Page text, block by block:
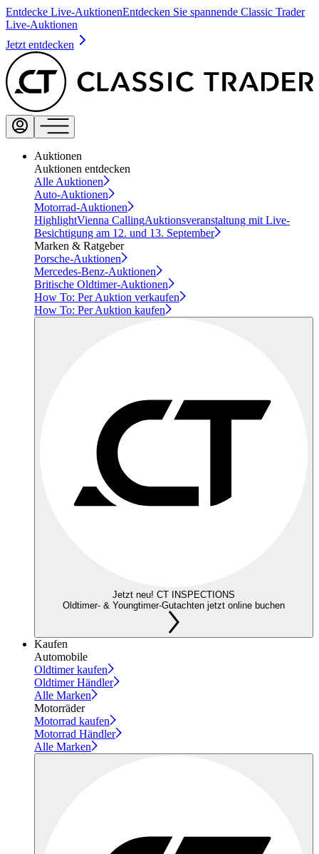
Entdecke Live-AuktionenEntdecken Sie spannende Classic Trader
Live-Auktionen
Jetzt entdecken
Auktionen
Auktionen entdecken
Alle Auktionen
Auto-Auktionen
Motorrad-Auktionen
HighlightVienna CallingAuktionsveranstaltung mit Live-
Besichtigung am 12. und 13. September
Marken & Ratgeber
Porsche-Auktionen
Mercedes-Benz-Auktionen
Britische Oldtimer-Auktionen
How To: Per Auktion verkaufen
How To: Per Auktion kaufen
Jetzt neu! CT INSPECTIONS
Oldtimer- & Youngtimer-Gutachten jetzt online buchen
Kaufen
Automobile
Oldtimer kaufen
Oldtimer Händler
Alle Marken
Motorräder
Motorrad kaufen
Motorrad Händler
Alle Marken